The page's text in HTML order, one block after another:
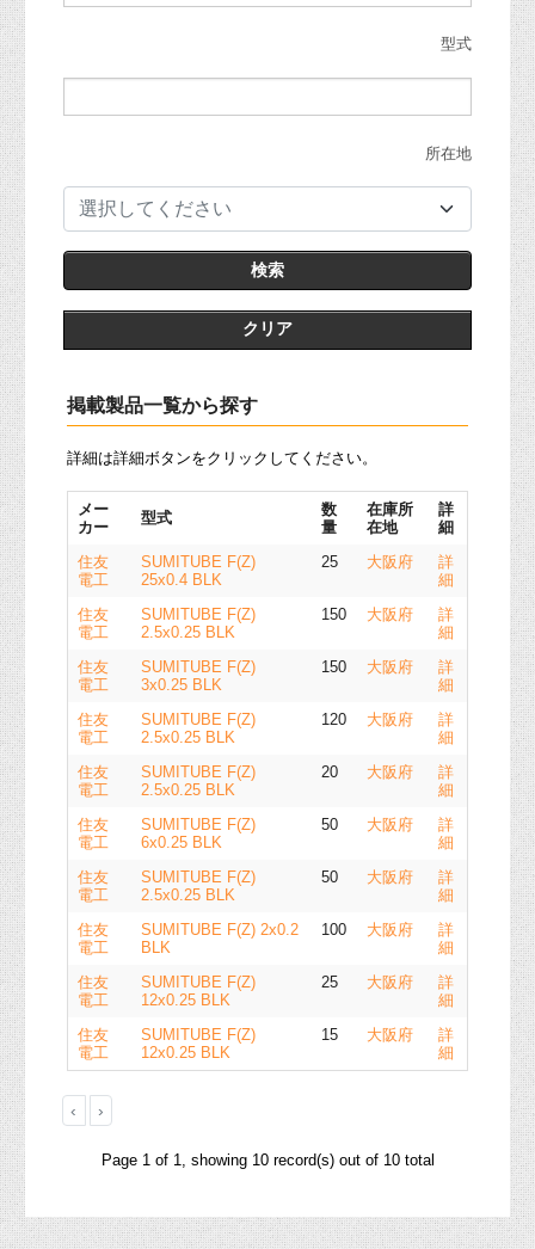
型式
所在地
選択してください
クリア
掲載製品一覧から探す
詳細は詳細ボタンをクリックしてください。
メー
カー
型式
数
量
在庫所
在地
詳
細
住友
電工
SUMITUBE F(Z)
25x0.4 BLK
25 大阪府
詳
細
住友
電工
SUMITUBE F(Z)
2.5x0.25 BLK
150 大阪府
詳
細
住友
電工
SUMITUBE F(Z)
3x0.25 BLK
150 大阪府
詳
細
住友
電工
SUMITUBE F(Z)
2.5x0.25 BLK
120 大阪府
詳
細
住友
電工
SUMITUBE F(Z)
2.5x0.25 BLK
20 大阪府
詳
細
住友
電工
SUMITUBE F(Z)
6x0.25 BLK
50 大阪府
詳
細
住友
電工
SUMITUBE F(Z)
2.5x0.25 BLK
50 大阪府
詳
細
住友
電工
SUMITUBE F(Z) 2x0.2
BLK
100 大阪府
詳
細
住友
電工
SUMITUBE F(Z)
12x0.25 BLK
25 大阪府
詳
細
住友
電工
SUMITUBE F(Z)
12x0.25 BLK
15 大阪府
詳
細
‹ ›
Page 1 of 1, showing 10 record(s) out of 10 total